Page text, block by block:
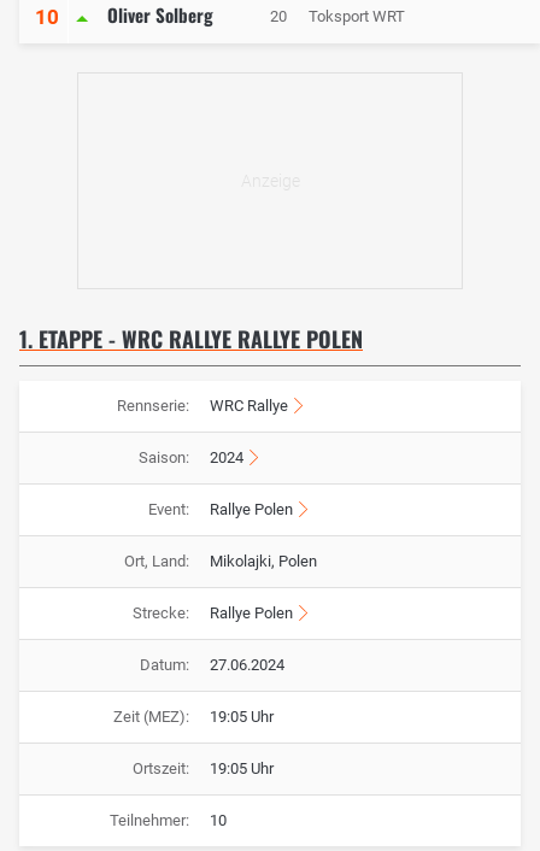
10 Oliver Solberg 20 Toksport WRT
1. ETAPPE - WRC RALLYE RALLYE POLEN
Rennserie: WRC Rallye
Saison: 2024
Event: Rallye Polen
Ort, Land: Mikolajki, Polen
Strecke: Rallye Polen
Datum: 27.06.2024
Zeit (MEZ): 19:05 Uhr
Ortszeit: 19:05 Uhr
Teilnehmer: 10